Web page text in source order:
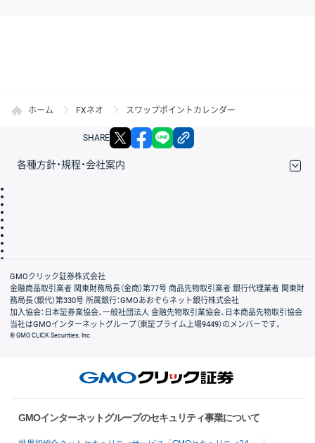
ホーム FXネオ スワップポイントカレンダー
SHARE X facebook
各種方針・規程・会社案内
会社案内
GMOクリック証券株式会社
金融商品取引業者 関東財務局長（金商）第77号 商品先物取引業者 銀行代理業者 関東財
務局長（銀代）第330号 所属銀行：GMOあおぞらネット銀行株式会社
加入協会：日本証券業協会、一般社団法人 金融先物取引業協会、日本商品先物取引協会
当社はGMOインターネットグループ（東証プライム上場9449）のメンバーです。
© GMO CLICK Securities, Inc.
GMOインターネットグループのセキュリティ事業について